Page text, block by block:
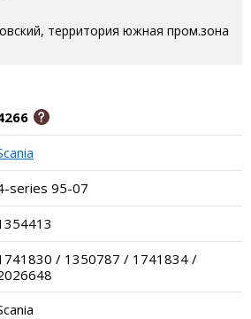
территория южная пром.зона
series 95-07
/ 1350787 / 1741834 /